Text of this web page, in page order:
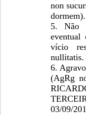
non
5. Não
eventual
vício
nullitatis.
6.
(AgRg
03/09/